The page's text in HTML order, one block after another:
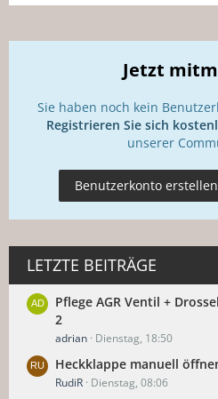
Jetzt
Sie haben noch kein
Registrieren Sie sich
unserer
Benutzerkonto erstellen
LETZTE BEITRÄGE
Pflege AGR Ventil +
2
adrian Dienstag, 18:50
Heckklappe manuell
RudiR Dienstag, 08:06